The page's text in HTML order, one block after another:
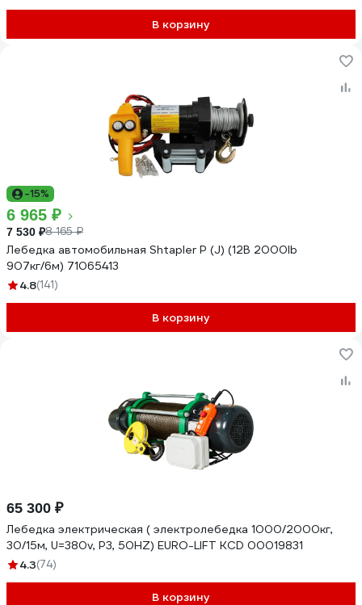
В корзину
-15%
6 965 ₽
7 530 ₽8 165 ₽
Лебедка автомобильная Shtapler P (J) (12В 2000lb
907кг/6м) 71065413
4.8(141)
В корзину
65 300 ₽
Лебедка электрическая ( электролебедка 1000/2000кг,
30/15м, U=380v, P3, 50HZ) EURO-LIFT KCD 00019831
4.3(74)
В корзину